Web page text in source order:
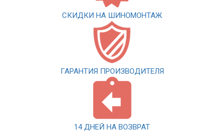
СКИДКИ НА ШИНОМОНТАЖ
ГАРАНТИЯ ПРОИЗВОДИТЕЛЯ
14 ДНЕЙ НА ВОЗВРАТ